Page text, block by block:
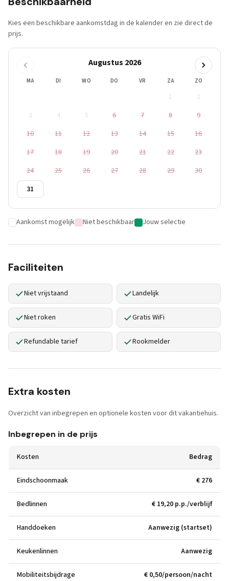
Kies een beschikbare aankomstdag in de kalender en zie direct de
prijs.
Augustus 2026
MA DI WO DO VR ZA ZO
1
2
3
4 5 6 7 8
9
10
11 12 13 14 15
16
17
18 19 20 21 22
23
24
25 26 27 28 29
30
31
Aankomst mogelijk Niet beschikbaar Jouw selectie
Faciliteiten
Niet vrijstaand Landelijk
Niet roken Gratis WiFi
Refundable tarief Rookmelder
Extra kosten
Overzicht van inbegrepen en optionele kosten voor dit vakantiehuis.
Inbegrepen in de prijs
Kosten Bedrag
Eindschoonmaak € 276
Bedlinnen € 19,20 p.p./verblijf
Handdoeken Aanwezig (startset)
Keukenlinnen Aanwezig
Mobiliteitsbijdrage € 0,50/persoon/nacht